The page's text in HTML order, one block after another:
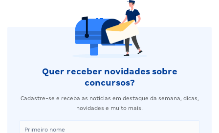
Quer receber novidades sobre
concursos?
Cadastre-se e receba as notícias em destaque da semana, dicas,
novidades e muito mais.